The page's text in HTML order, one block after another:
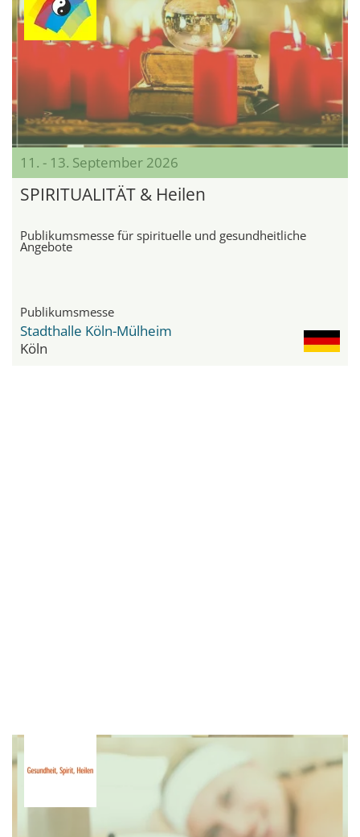
11. - 13. September 2026
SPIRITUALITÄT & Heilen
Publikumsmesse für spirituelle und gesundheitliche
Angebote
Publikumsmesse
Stadthalle Köln-Mülheim
Köln